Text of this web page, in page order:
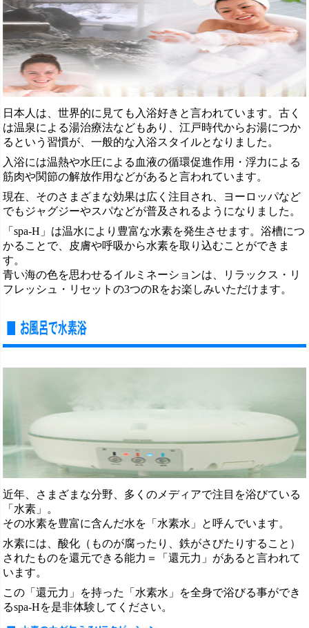
日本人は、世界的に見ても入浴好きと言われています。古く
は温泉による湯治療法などもあり、江戸時代からお湯につか
るという習慣が、一般的な入浴スタイルとなりました。
入浴には温熱や水圧による血液の循環促進作用・浮力による
筋肉や関節の解放作用などがあると言われています。
現在、そのさまざまな効果は広く注目され、ヨーロッパなど
でもジャグジーやスパなどが普及されるようになりました。
「spa-H」は温水により豊富な水素を発生させます。浴槽につ
かることで、皮膚や呼吸から水素を取り込むことができま
す。
青い海の色を思わせるイルミネーションは、リラックス・リ
フレッシュ・リセットの3つのRをお楽しみいただけます。
近年、さまざまな分野、多くのメディアで注目を浴びている
「水素」。
その水素を豊富に含んだ水を「水素水」と呼んでいます。
水素には、酸化（ものが腐ったり、鉄がさびたりすること）
されたものを還元できる能力＝「還元力」があると言われて
います。
この「還元力」を持った「水素水」を全身で浴びる事ができ
るspa-Hを是非体験してください。